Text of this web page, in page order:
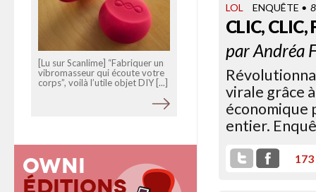
LOL ENQUÊTE •
CLIC, CLIC,
parAndréa
virale grâce
économique
entier.
173
[Lu sur Scanlime] “Fabriquer un
vibromasseur qui écoute votre
corps”, voilà l’utile objet DIY [...]
Owni